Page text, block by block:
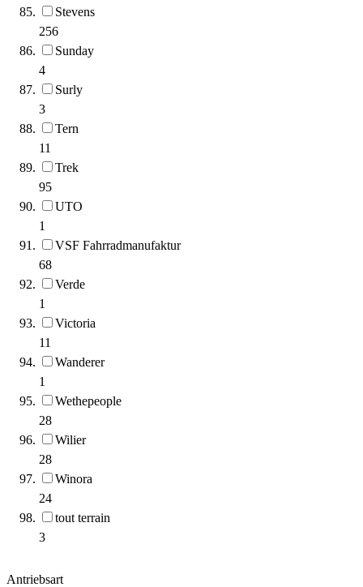
Stevens
256
Sunday
4
Surly
3
Tern
11
Trek
95
UTO
1
VSF Fahrradmanufaktur
68
Verde
1
Victoria
11
Wanderer
1
Wethepeople
28
Wilier
28
Winora
24
tout terrain
3
Antriebsart